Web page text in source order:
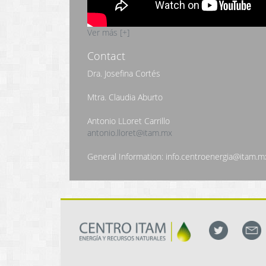
Ver más [+]
Contact
Dra. Josefina Cortés
Mtra. Claudia Aburto
Antonio LLoret Carrillo
antonio.lloret@itam.mx
General Information: